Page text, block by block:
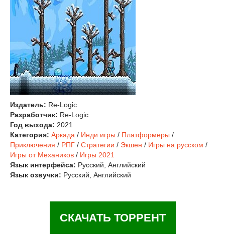
Издатель: Re-Logic
Разработчик: Re-Logic
Год выхода: 2021
Категория: Аркада / Инди игры / Платформеры /
Приключения / РПГ / Стратегии / Экшен / Игры на русском /
Игры от Механиков / Игры 2021
Язык интерфейса: Русский, Английский
Язык озвучки: Русский, Английский
СКАЧАТЬ ТОРРЕНТ